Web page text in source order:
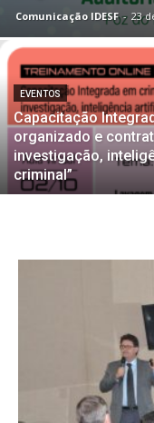
Comunicação IDESF - 23
EVENTOS
Capacitação
organizado e
investigação,
criminal”